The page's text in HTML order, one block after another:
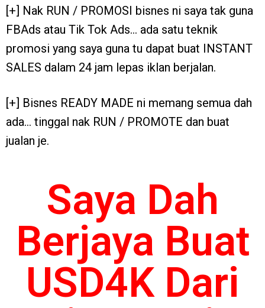
[+] Nak RUN / PROMOSI bisnes ni saya tak guna
FBAds atau Tik Tok Ads… ada satu teknik
promosi yang saya guna tu dapat buat INSTANT
SALES dalam 24 jam lepas iklan berjalan.
[+] Bisnes READY MADE ni memang semua dah
ada… tinggal nak RUN / PROMOTE dan buat
jualan je.
Saya Dah
Berjaya Buat
USD4K Dari